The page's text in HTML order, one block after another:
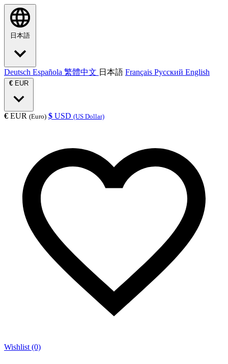
日本語
Deutsch Española 繁體中文 日本語 Français Русский English
€ EUR
€ EUR (Euro) $ USD (US Dollar)
Wishlist (0)